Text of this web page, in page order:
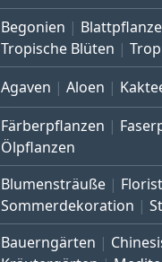
Begonien
Tropische Blüten
Agaven Aloen
Färberpflanzen
Ölpflanzen
Blumensträuße
Sommerdekoration
Bauerngärten